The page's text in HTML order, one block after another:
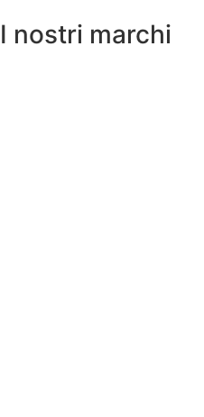
I nostri marchi